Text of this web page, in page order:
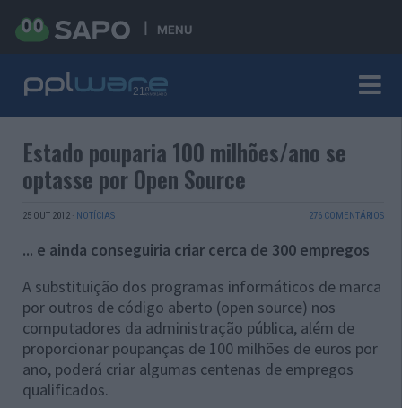
MENU
Estado pouparia 100 milhões/ano se
optasse por Open Source
25 OUT 2012 · NOTÍCIAS 276 COMENTÁRIOS
... e ainda conseguiria criar cerca de 300 empregos
A substituição dos programas informáticos de marca
por outros de código aberto (open source) nos
computadores da administração pública, além de
proporcionar poupanças de 100 milhões de euros por
ano, poderá criar algumas centenas de empregos
qualificados.